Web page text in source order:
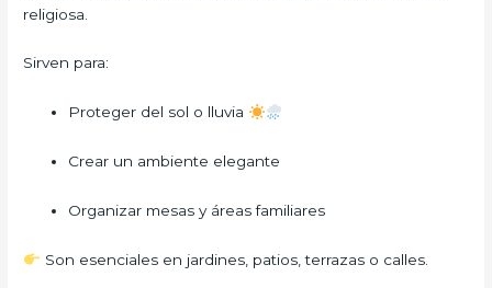
religiosa.
Sirven para:
Proteger del sol o lluvia
Crear un ambiente elegante
Organizar mesas y áreas familiares
Son esenciales en jardines, patios, terrazas o calles.